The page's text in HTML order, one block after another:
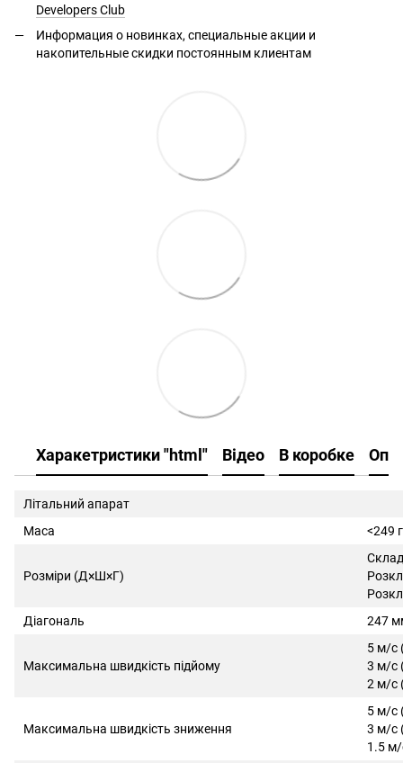
Developers Club
Информация о новинках, специальные акции и
накопительные скидки постоянным клиентам
Харакетристики "html" Відео В коробке
Літальний апарат
Маса
<249
Розміри (Д×Ш×Г)
Діагональ
247
Максимальна швидкість підйому
5 м/с
3 м/с
2 м/с
Максимальна швидкість зниження
5 м/с
3 м/с
1.5